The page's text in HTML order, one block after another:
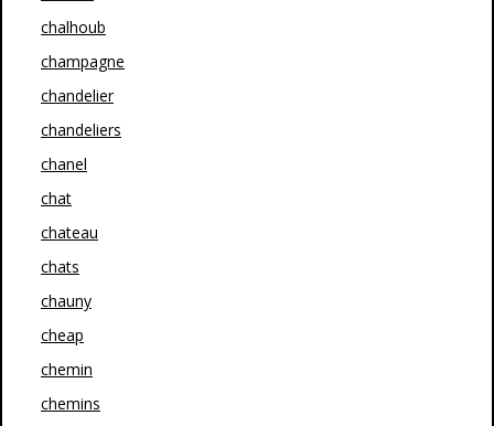
chalhoub
champagne
chandelier
chandeliers
chanel
chat
chateau
chats
chauny
cheap
chemin
chemins